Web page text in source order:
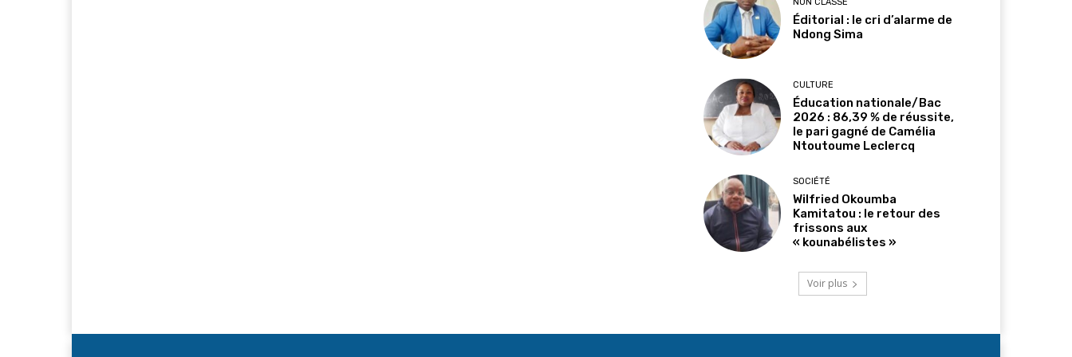
NON CLASSÉ
Éditorial : le cri d’alarme de
Ndong Sima
CULTURE
Éducation nationale/Bac
2026 : 86,39 % de réussite,
le pari gagné de Camélia
Ntoutoume Leclercq
SOCIÉTÉ
Wilfried Okoumba
Kamitatou : le retour des
frissons aux
« kounabélistes »
Voir plus